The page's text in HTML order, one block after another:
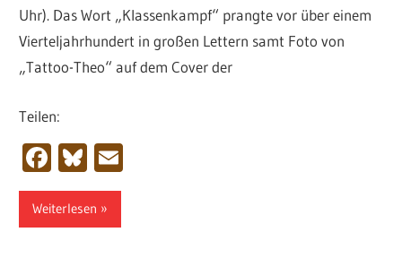
Uhr). Das Wort „Klassenkampf“ prangte vor über einem
Vierteljahrhundert in großen Lettern samt Foto von
„Tattoo-Theo“ auf dem Cover der
Teilen:
Facebook
Bluesky
Weiterlesen